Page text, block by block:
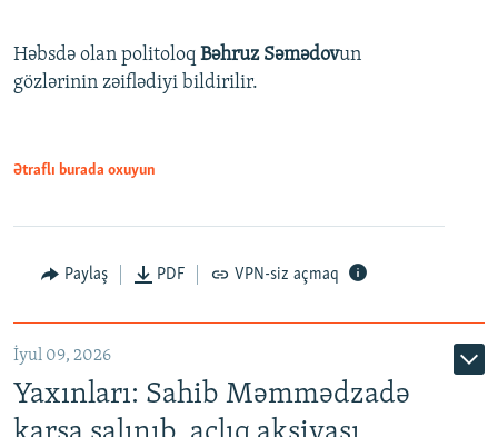
Həbsdə olan politoloq Bəhruz Səmədovun
gözlərinin zəiflədiyi bildirilir.
Ətraflı burada oxuyun
Paylaş PDF VPN-siz açmaq
İyul 09, 2026
Yaxınları: Sahib Məmmədzadə